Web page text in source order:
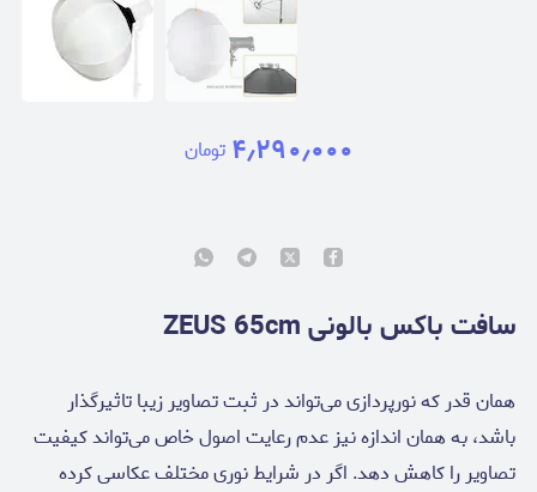
۴٫۲۹۰٫۰۰۰ تومان
سافت باکس بالونی ZEUS 65cm
همان قدر که نورپردازی می‌تواند در ثبت تصاویر زیبا تاثیرگذار
باشد، به همان اندازه نیز عدم رعایت اصول خاص می‌تواند کیفیت
تصاویر را کاهش دهد. اگر در شرایط نوری مختلف عکاسی کرده